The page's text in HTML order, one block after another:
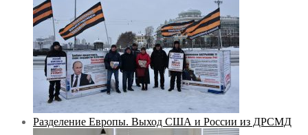
Разделение Европы. Выход США и России из ДРСМД